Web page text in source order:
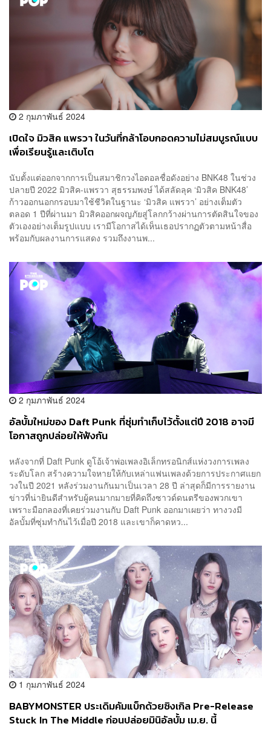
2 กุมภาพันธ์ 2024
เปิดใจ มิวสิค แพรวา ในวันที่กล้าโอบกอดความไม่สมบูรณ์แบบ
เพื่อเรียนรู้และเติบโต
นับตั้งแต่ออกจากการเป็นสมาชิกวงไอดอลชื่อดังอย่าง BNK48 ในช่วง
ปลายปี 2022 มิวสิค-แพรวา สุธรรมพงษ์ ได้สลัดลุค ‘มิวสิค BNK48’
ก้าวออกนอกกรอบมาใช้ชีวิตในฐานะ ‘มิวสิค แพรวา’ อย่างเต็มตัว
ตลอด 1 ปีที่ผ่านมา มิวสิคออกผจญภัยสู่โลกกว้างผ่านการตัดสินใจของ
ตัวเองอย่างเต็มรูปแบบ เรามีโอกาสได้เห็นเธอปรากฏตัวตามหน้าสื่อ
พร้อมกับผลงานการแสดง รวมถึงงานพ...
2 กุมภาพันธ์ 2024
อัลบั้มใหม่ของ Daft Punk ที่ซุ่มทำเก็บไว้ตั้งแต่ปี 2018 อาจมี
โอกาสถูกปล่อยให้ฟังกัน
หลังจากที่ Daft Punk ดูโอ้เจ้าพ่อเพลงอิเล็กทรอนิกส์แห่งวงการเพลง
ระดับโลก สร้างความใจหายให้กับเหล่าแฟนเพลงด้วยการประกาศแยก
วงในปี 2021 หลังร่วมงานกันมาเป็นเวลา 28 ปี ล่าสุดก็มีการรายงาน
ข่าวที่น่ายินดีสำหรับผู้คนมากมายที่คิดถึงซาวด์ดนตรีของพวกเขา
เพราะมือกลองที่เคยร่วมงานกับ Daft Punk ออกมาเผยว่า ทางวงมี
อัลบั้มที่ซุ่มทำกันไว้เมื่อปี 2018 และเขาก็คาดหว...
1 กุมภาพันธ์ 2024
BABYMONSTER ประเดิมคัมแบ็กด้วยซิงเกิล Pre-Release
Stuck In The Middle ก่อนปล่อยมินิอัลบั้ม เม.ย. นี้